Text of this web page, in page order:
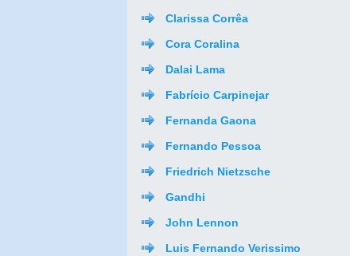
Clarissa Corrêa
Cora Coralina
Dalai Lama
Fabrício Carpinejar
Fernanda Gaona
Fernando Pessoa
Friedrich Nietzsche
Gandhi
John Lennon
Luis Fernando Verissimo